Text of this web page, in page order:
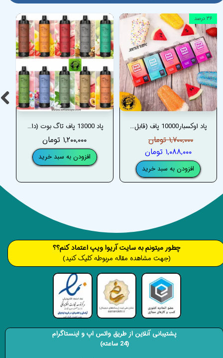
پاد 13000 پاف تاگ بوت (دارای نمایشگر و قابل شارژ) –TUGBOAT 13000 PUFFS DISPOSABLE POD
۱,۲۰۰,۰۰۰ تومان
افزودن به سبد خرید
پاد اوکسبار10000 پاف (قابل شارژ و دارای نمایشگر) –OXBAR 10000 PUFFS DISPOSABLE POD
۱,۷۰۰,۰۰۰ تومان
۱,۰۸۸,۰۰۰ تومان
افزودن به سبد خرید
۳۶ درصد
​​​چطور میتونم به سایت آریوا ویپ اعتماد کنم؟؟
(جهت مشاهده مقاله مربوطه کلیک کنید)
پشتیبانی آنلاین از طریق واتس اپ و اینستاگرام
(24 ساعته)